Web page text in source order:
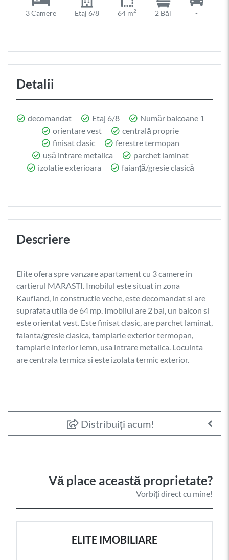
3 Camere Etaj 6/8 64 m2 2 Băi -
Detalii
decomandat Etaj 6/8
Număr balcoane 1
orientare vest
centrală proprie
finisat clasic
ferestre termopan
ușă intrare metalica
parchet laminat
izolatie exterioara
faianță/gresie clasică
Descriere
Elite ofera spre vanzare apartament cu 3 camere in
cartierul MARASTI. Imobilul este situat in zona
Kaufland, in constructie veche, este decomandat si are
suprafata utila de 64 mp. Imobilul are 2 bai, un balcon si
este orientat vest. Este finisat clasic, are parchet laminat,
faianta/gresie clasica, tamplarie exterior termopan,
tamplarie interior lemn, usa intrare metalica. Locuinta
are centrala termica si este izolata termic exterior.
Distribuiți acum!
Vă place această proprietate?
Vorbiți direct cu mine!
ELITE IMOBILIARE